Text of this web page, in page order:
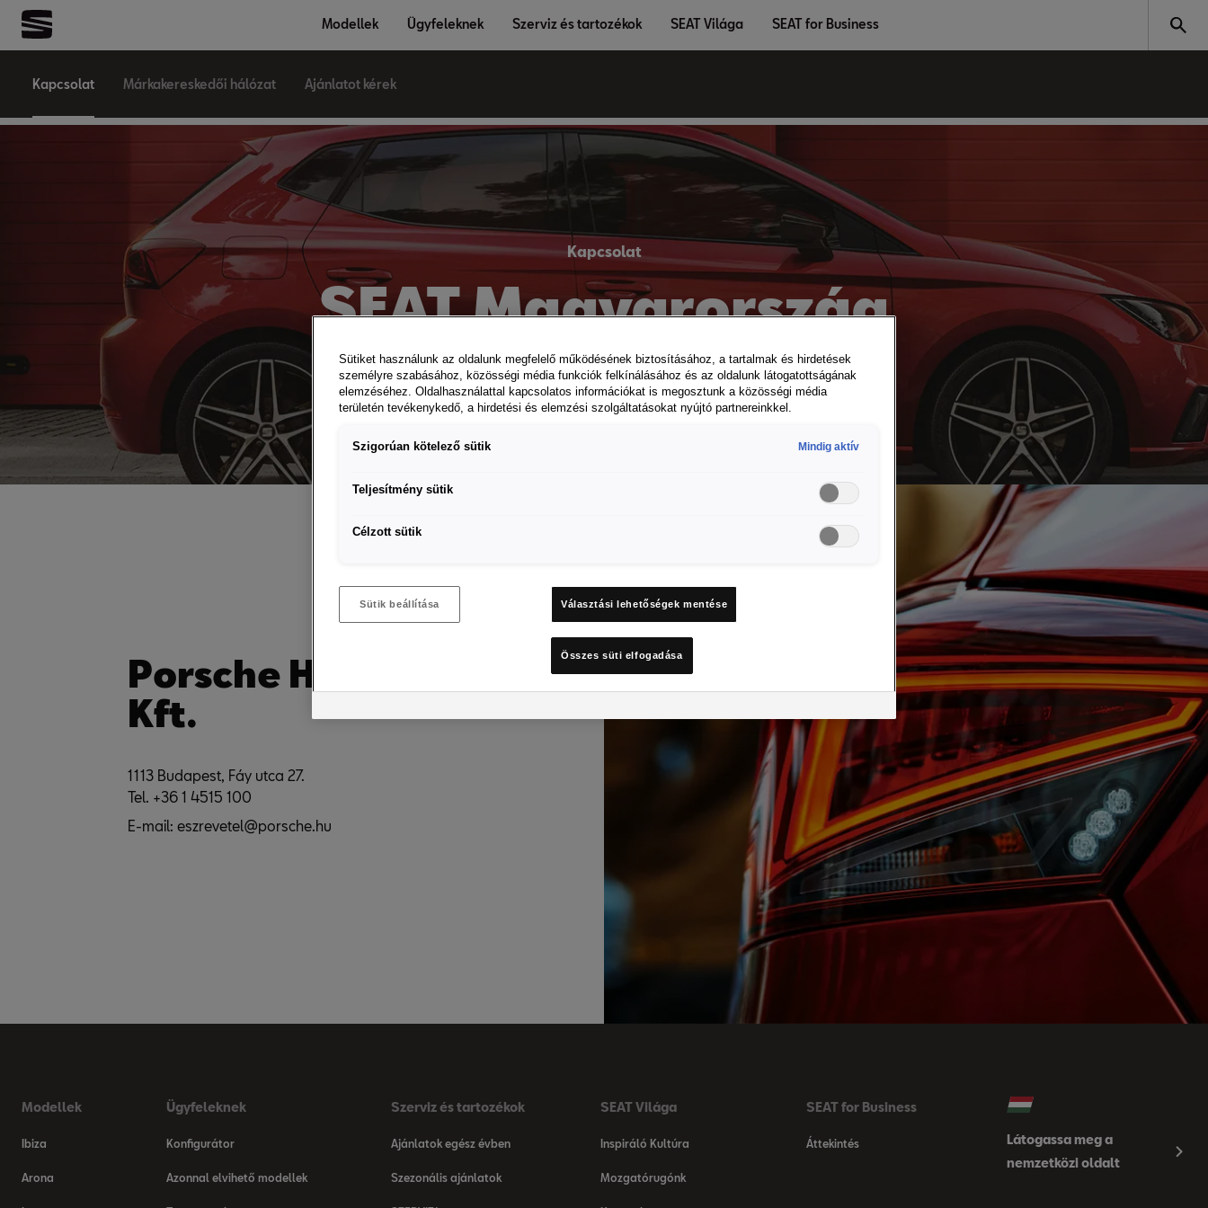
Modellek Ügyfeleknek Szerviz és tartozékok SEAT Világa SEAT for Business
Kapcsolat Márkakereskedői hálózat Ajánlatot kérek
Kapcsolat
SEAT Magyarország
Porsche Hungaria
Kft.
1113 Budapest, Fáy utca 27.
Tel. +36 1 4515 100
E-mail: eszrevetel@porsche.hu
Modellek
Ibiza
Arona
Ügyfeleknek
Konfigurátor
Azonnal elvihető modellek
Szerviz és tartozékok
Ajánlatok egész évben
Szezonális ajánlatok
SEAT Világa
Inspiráló Kultúra
Mozgatórugónk
SEAT for Business
Áttekintés
Látogassa meg a
nemzetközi oldalt
Sütiket használunk az oldalunk megfelelő működésének biztosításához, a tartalmak és hirdetések
személyre szabásához, közösségi média funkciók felkínálásához és az oldalunk látogatottságának
elemzéséhez. Oldalhasználattal kapcsolatos információkat is megosztunk a közösségi média
területén tevékenykedő, a hirdetési és elemzési szolgáltatásokat nyújtó partnereinkkel.
Szigorúan kötelező sütik Mindig aktív
Teljesítmény sütik
Célzott sütik
Sütik beállítása Választási lehetőségek mentése
Összes süti elfogadása